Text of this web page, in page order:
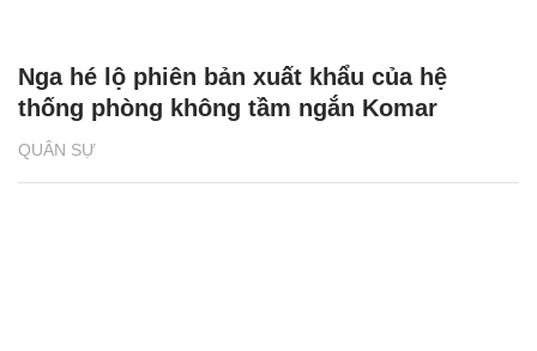
QUÂN SỰ
Nga hé lộ phiên bản xuất khẩu của hệ
thống phòng không tầm ngắn Komar